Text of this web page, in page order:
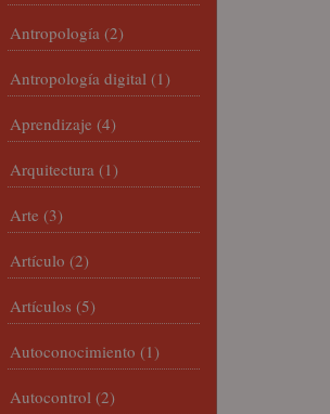
Antropología (2)
Antropología digital (1)
Aprendizaje (4)
Arquitectura (1)
Arte (3)
Artículo (2)
Artículos (5)
Autoconocimiento (1)
Autocontrol (2)